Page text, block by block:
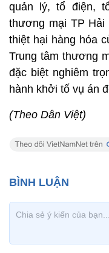
quản lý, tổ điện,
thương mại TP
thiệt hại hàng hóa
Trung tâm thương
đặc biệt nghiêm
hành khởi tố vụ án
(Theo Dân Việt)